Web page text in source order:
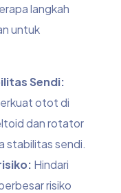
langkah
untuk
Sendi:
otot di
dan rotator
stabilitas sendi.
Hindari
risiko